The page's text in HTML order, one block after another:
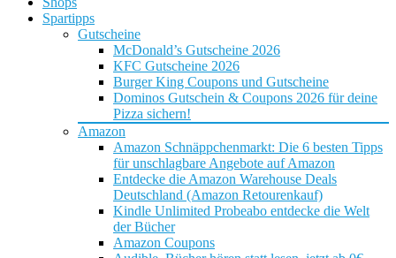
Spartipps
Gutscheine
McDonald’s Gutscheine 2026
KFC Gutscheine 2026
Burger King Coupons und Gutscheine
Dominos Gutschein & Coupons 2026 für deine
Pizza sichern!
Amazon
Amazon Schnäppchenmarkt: Die 6 besten Tipps
für unschlagbare Angebote auf Amazon
Entdecke die Amazon Warehouse Deals
Deutschland (Amazon Retourenkauf)
Kindle Unlimited Probeabo entdecke die Welt
der Bücher
Amazon Coupons